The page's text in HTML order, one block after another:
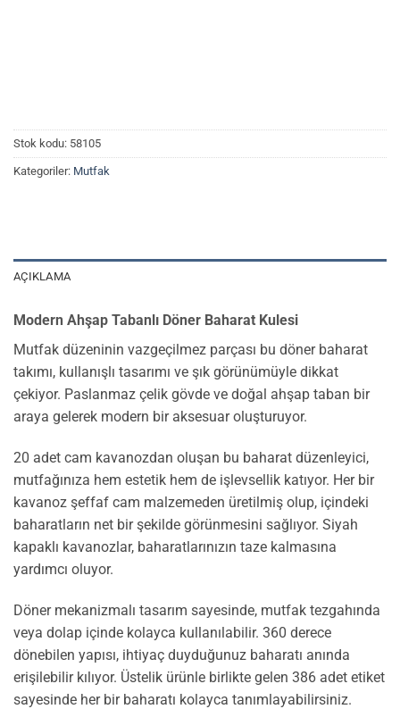
Stok kodu: 58105
Kategoriler: Mutfak
AÇIKLAMA
Modern Ahşap Tabanlı Döner Baharat Kulesi
Mutfak düzeninin vazgeçilmez parçası bu döner baharat
takımı, kullanışlı tasarımı ve şık görünümüyle dikkat
çekiyor. Paslanmaz çelik gövde ve doğal ahşap taban bir
araya gelerek modern bir aksesuar oluşturuyor.
20 adet cam kavanozdan oluşan bu baharat düzenleyici,
mutfağınıza hem estetik hem de işlevsellik katıyor. Her bir
kavanoz şeffaf cam malzemeden üretilmiş olup, içindeki
baharatların net bir şekilde görünmesini sağlıyor. Siyah
kapaklı kavanozlar, baharatlarınızın taze kalmasına
yardımcı oluyor.
Döner mekanizmalı tasarım sayesinde, mutfak tezgahında
veya dolap içinde kolayca kullanılabilir. 360 derece
dönebilen yapısı, ihtiyaç duyduğunuz baharatı anında
erişilebilir kılıyor. Üstelik ürünle birlikte gelen 386 adet etiket
sayesinde her bir baharatı kolayca tanımlayabilirsiniz.